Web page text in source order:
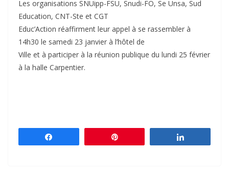
Les organisations SNUipp-FSU, Snudi-FO, Se Unsa, Sud
Education, CNT-Ste et CGT
Educ’Action réaffirment leur appel à se rassembler à
14h30 le samedi 23 janvier à l’hôtel de
Ville et à participer à la réunion publique du lundi 25 février
à la halle Carpentier.